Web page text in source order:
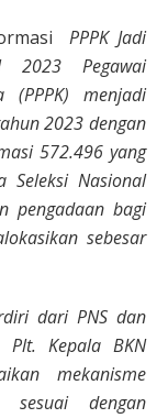
PPPK Jadi
2023 Pegawai
(PPPK) menjadi
2023 dengan
572.496 yang
Seleksi Nasional
pengadaan bagi
sebesar
dari PNS dan
Plt. Kepala BKN
mekanisme
sesuai dengan